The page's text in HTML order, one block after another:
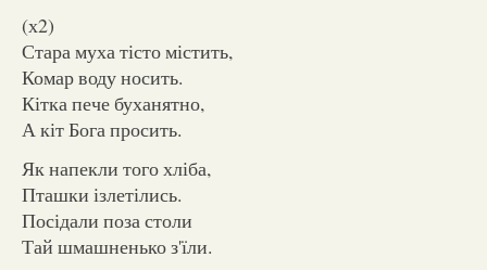
(х2)
Стара муха тісто містить,
Комар воду носить.
Кітка пече буханятно,
А кіт Бога просить.
Як напекли того хліба,
Пташки ізлетілись.
Посідали поза столи
Тай шмашненько з'їли.